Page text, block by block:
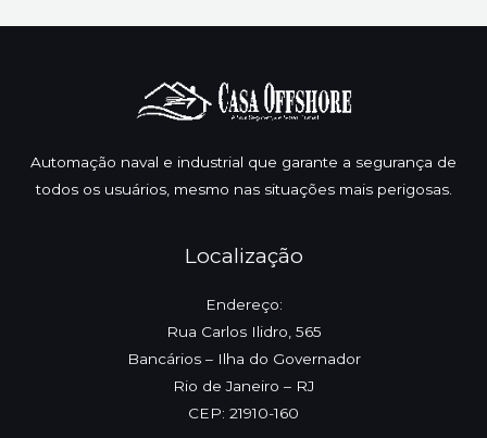
Automação naval e industrial que garante a segurança de
todos os usuários, mesmo nas situações mais perigosas.
Localização
Endereço:
Rua Carlos Ilidro, 565
Bancários – Ilha do Governador
Rio de Janeiro – RJ
CEP: 21910-160